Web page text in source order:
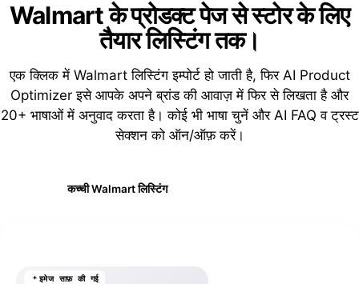
Walmart के प्रोडक्ट पेज से स्टोर के लिए
तैयार लिस्टिंग तक।
एक क्लिक में Walmart लिस्टिंग इम्पोर्ट हो जाती है, फिर AI Product
Optimizer इसे आपके अपने ब्रांड की आवाज़ में फिर से लिखता है और
20+ भाषाओं में अनुवाद करता है। कोई भी भाषा चुनें और AI FAQ व ट्रस्ट
सेक्शन को ऑन/ऑफ़ करें।
कच्ची Walmart लिस्टिंग
इमेज साफ़ की गई